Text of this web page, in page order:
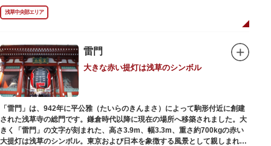
ロ。すぐに巧みな話芸に引き込まれ、予備知識が無くても楽しめます。
ホール内で飲食できるのも魅力のひとつ。売店でお弁当やお菓子を買ってゆ
っくり番組を楽しんではいかがでしょう。数々の著名な落語家やお笑い芸人
浅草中央部エリア
雷門
大きな赤い提灯は浅草のシンボル
「雷門」は、942年に平公雅（たいらのきんまさ）によって駒形付近に創建
された浅草寺の総門です。鎌倉時代以降に現在の場所へ移築されました。大
きく「雷門」の文字が刻まれた、高さ3.9m、幅3.3m、重さ約700kgの赤い
大提灯は浅草のシンボル。東京および日本を象徴する風景として親しまれ、